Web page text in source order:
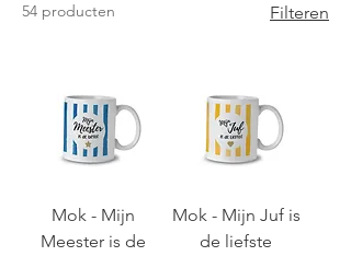
54 producten Filteren
Mok - Mijn
Meester is de
Mok - Mijn Juf is
de liefste